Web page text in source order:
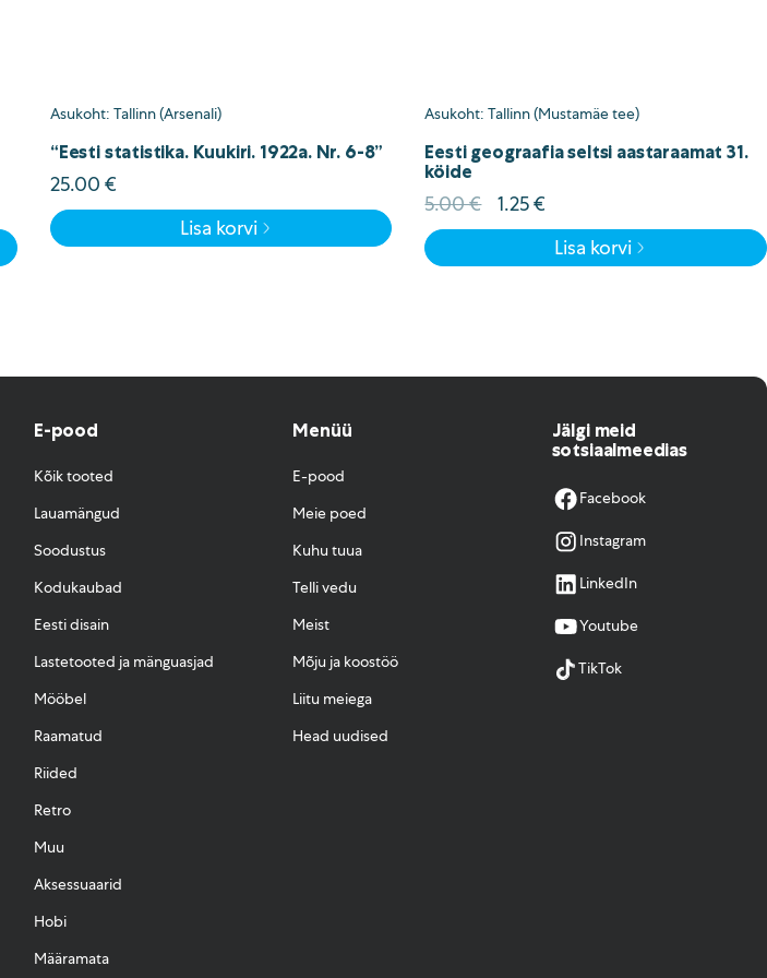
Asukoht: Tallinn (Arsenali)
“Eesti statistika. Kuukiri. 1922a. Nr. 6-8”
25.00 €
Lisa korvi
Asukoht: Tallinn (Mustamäe tee)
Eesti geograafia seltsi aastaraamat 31.
köide
5.00€
Algne
hind
1.25€
price
is:
Lisa korvi
E-pood
Kõik tooted
Lauamängud
Soodustus
Kodukaubad
Eesti disain
Lastetooted ja mänguasjad
Mööbel
Raamatud
Riided
Retro
Muu
Aksessuaarid
Hobi
Määramata
Menüü
E-pood
Meie poed
Kuhu tuua
Telli vedu
Meist
Mõju ja koostöö
Liitu meiega
Head uudised
Jälgi meid
sotsiaalmeedias
Facebook
Instagram
LinkedIn
Youtube
TikTok